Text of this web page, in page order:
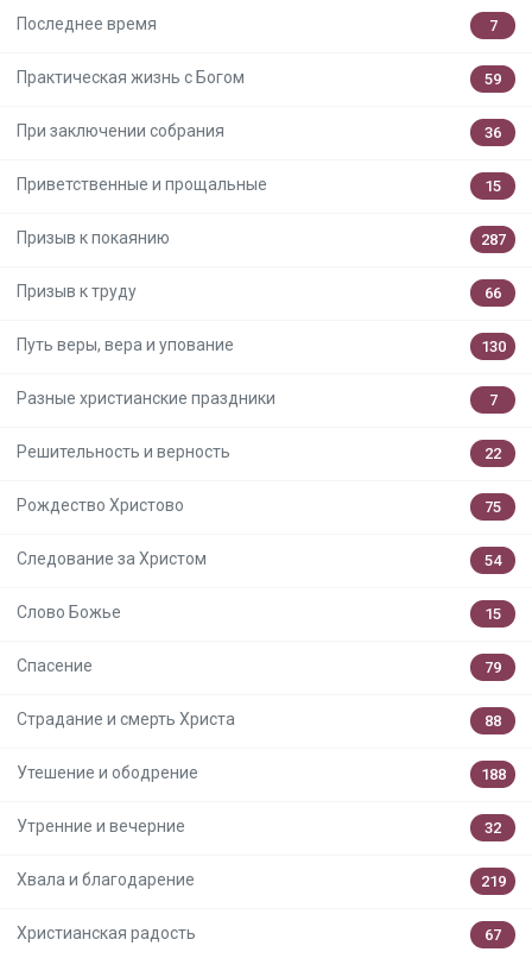
Последнее время 7
Практическая жизнь с Богом 59
При заключении собрания 36
Приветственные и прощальные 15
Призыв к покаянию 287
Призыв к труду 66
Путь веры, вера и упование 130
Разные христианские праздники 7
Решительность и верность 22
Рождество Христово 75
Следование за Христом 54
Слово Божье 15
Спасение 79
Страдание и смерть Христа 88
Утешение и ободрение 188
Утренние и вечерние 32
Хвала и благодарение 219
Христианская радость 67